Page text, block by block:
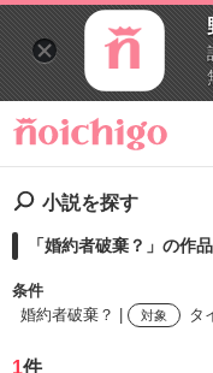
小説を探す
「婚約者破棄？」の作
条件
婚約者破棄？ |
対象 タ
1件